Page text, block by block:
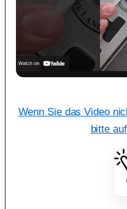
Wenn Sie das Video
bitte